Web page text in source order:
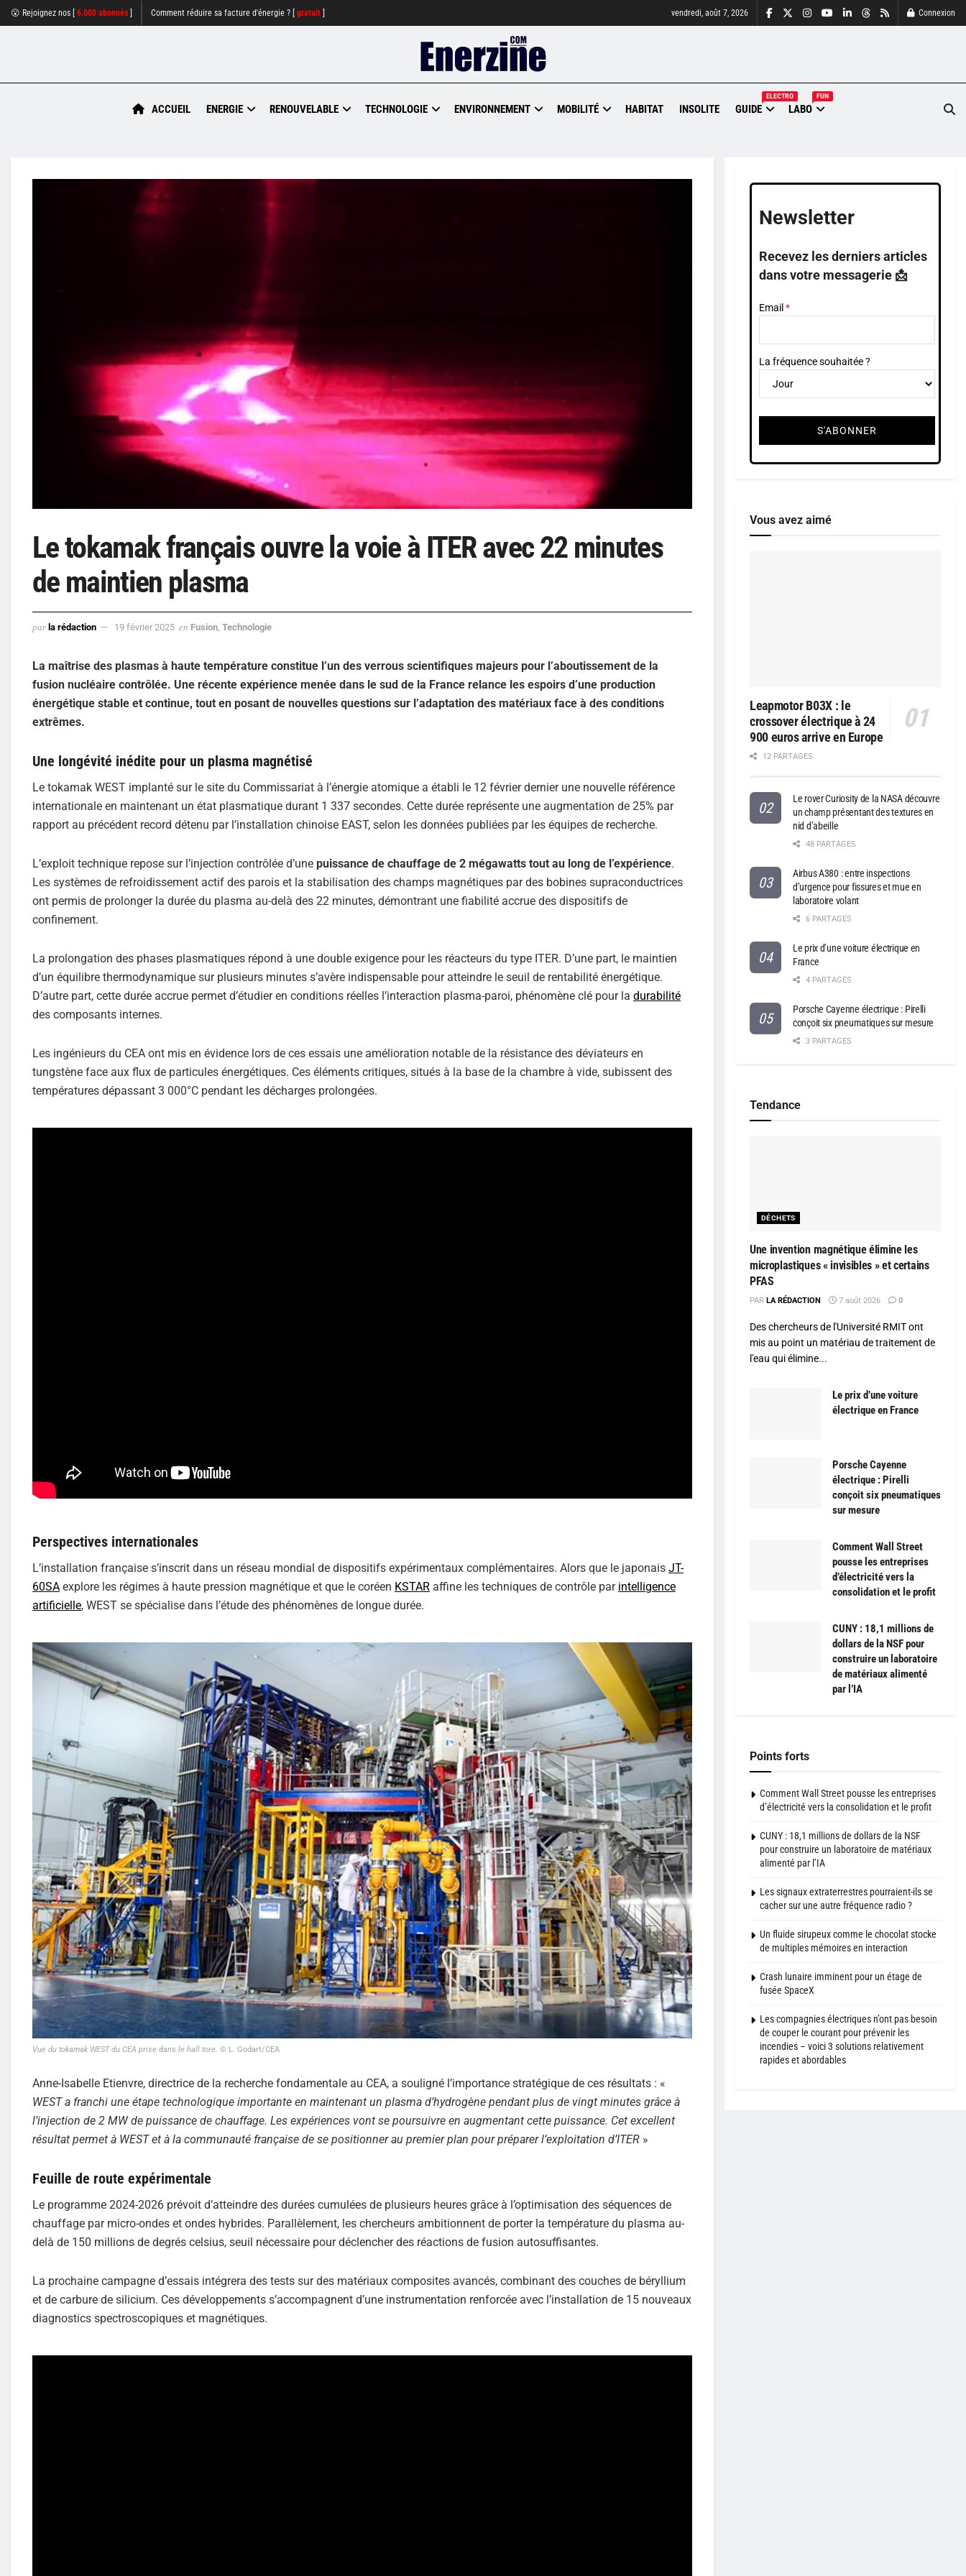
😮 Rejoignez nos [ 6.000 abonnés Comment réduire sa facture d'énergie ? [ gratuit vendredi, août 7, 2026 Connexion
ACCUEIL ENERGIE RENOUVELABLE TECHNOLOGIE ENVIRONNEMENT MOBILITÉ HABITAT INSOLITE GUIDE
ELECTRO
LABO
FUN
Le tokamak français ouvre la voie à ITER avec 22 minutes
de maintien plasma
par la rédaction 19 février 2025 en Fusion Technologie
La maîtrise des plasmas à haute température constitue l’un des verrous scientifiques majeurs pour l’aboutissement de la
fusion nucléaire contrôlée. Une récente expérience menée dans le sud de la France relance les espoirs d’une production
énergétique stable et continue, tout en posant de nouvelles questions sur l’adaptation des matériaux face à des conditions
extrêmes.
Une longévité inédite pour un plasma magnétisé
Le tokamak WEST implanté sur le site du Commissariat à l’énergie atomique a établi le 12 février dernier une nouvelle référence
internationale en maintenant un état plasmatique durant 1 337 secondes. Cette durée représente une augmentation de 25% par
rapport au précédent record détenu par l’installation chinoise EAST, selon les données publiées par les équipes de recherche.
L’exploit technique repose sur l’injection contrôlée d’une puissance de chauffage de 2 mégawatts tout au long de l’expérience.
Les systèmes de refroidissement actif des parois et la stabilisation des champs magnétiques par des bobines supraconductrices
ont permis de prolonger la durée du plasma au-delà des 22 minutes, démontrant une fiabilité accrue des dispositifs de
confinement.
La prolongation des phases plasmatiques répond à une double exigence pour les réacteurs du type ITER. D’une part, le maintien
d’un équilibre thermodynamique sur plusieurs minutes s’avère indispensable pour atteindre le seuil de rentabilité énergétique.
D’autre part, cette durée accrue permet d’étudier en conditions réelles l’interaction plasma-paroi, phénomène clé pour la durabilité
des composants internes.
Les ingénieurs du CEA ont mis en évidence lors de ces essais une amélioration notable de la résistance des déviateurs en
tungstène face aux flux de particules énergétiques. Ces éléments critiques, situés à la base de la chambre à vide, subissent des
températures dépassant 3 000°C pendant les décharges prolongées.
Perspectives internationales
L’installation française s’inscrit dans un réseau mondial de dispositifs expérimentaux complémentaires. Alors que le japonais JT-
60SA explore les régimes à haute pression magnétique et que le coréen KSTAR affine les techniques de contrôle par intelligence
artificielle, WEST se spécialise dans l’étude des phénomènes de longue durée.
Vue du tokamak WEST du CEA prise dans le hall tore. © L. Godart/CEA
Anne-Isabelle Etienvre, directrice de la recherche fondamentale au CEA, a souligné l’importance stratégique de ces résultats : «
WEST a franchi une étape technologique importante en maintenant un plasma d’hydrogène pendant plus de vingt minutes grâce à
l’injection de 2 MW de puissance de chauffage. Les expériences vont se poursuivre en augmentant cette puissance. Cet excellent
résultat permet à WEST et à la communauté française de se positionner au premier plan pour préparer l’exploitation d’ITER »
Feuille de route expérimentale
Le programme 2024-2026 prévoit d’atteindre des durées cumulées de plusieurs heures grâce à l’optimisation des séquences de
chauffage par micro-ondes et ondes hybrides. Parallèlement, les chercheurs ambitionnent de porter la température du plasma au-
delà de 150 millions de degrés celsius, seuil nécessaire pour déclencher des réactions de fusion autosuffisantes.
La prochaine campagne d’essais intégrera des tests sur des matériaux composites avancés, combinant des couches de béryllium
et de carbure de silicium. Ces développements s’accompagnent d’une instrumentation renforcée avec l’installation de 15 nouveaux
diagnostics spectroscopiques et magnétiques.
Newsletter
Recevez les derniers articles
dans votre messagerie 📩
Email
La fréquence souhaitée ?
Vous avez aimé
Leapmotor B03X : le
crossover électrique à 24
900 euros arrive en Europe
12 PARTAGES
Le rover Curiosity de la NASA découvre
un champ présentant des textures en
nid d’abeille
48 PARTAGES
Airbus A380 : entre inspections
d’urgence pour fissures et mue en
laboratoire volant
6 PARTAGES
Le prix d’une voiture électrique en
France
4 PARTAGES
Porsche Cayenne électrique : Pirelli
conçoit six pneumatiques sur mesure
3 PARTAGES
Tendance
DÉCHETS
Une invention magnétique élimine les
microplastiques « invisibles » et certains
PFAS
PAR LA RÉDACTION 7 août 2026 0
Des chercheurs de l'Université RMIT ont
mis au point un matériau de traitement de
l'eau qui élimine...
Le prix d’une voiture
électrique en France
Porsche Cayenne
électrique : Pirelli
conçoit six pneumatiques
sur mesure
Comment Wall Street
pousse les entreprises
d’électricité vers la
consolidation et le profit
CUNY : 18,1 millions de
dollars de la NSF pour
construire un laboratoire
de matériaux alimenté
par l’IA
Points forts
Comment Wall Street pousse les entreprises
d’électricité vers la consolidation et le profit
CUNY : 18,1 millions de dollars de la NSF
pour construire un laboratoire de matériaux
alimenté par l’IA
Les signaux extraterrestres pourraient-ils se
cacher sur une autre fréquence radio ?
Un fluide sirupeux comme le chocolat stocke
de multiples mémoires en interaction
Crash lunaire imminent pour un étage de
fusée SpaceX
Les compagnies électriques n’ont pas besoin
de couper le courant pour prévenir les
incendies – voici 3 solutions relativement
rapides et abordables